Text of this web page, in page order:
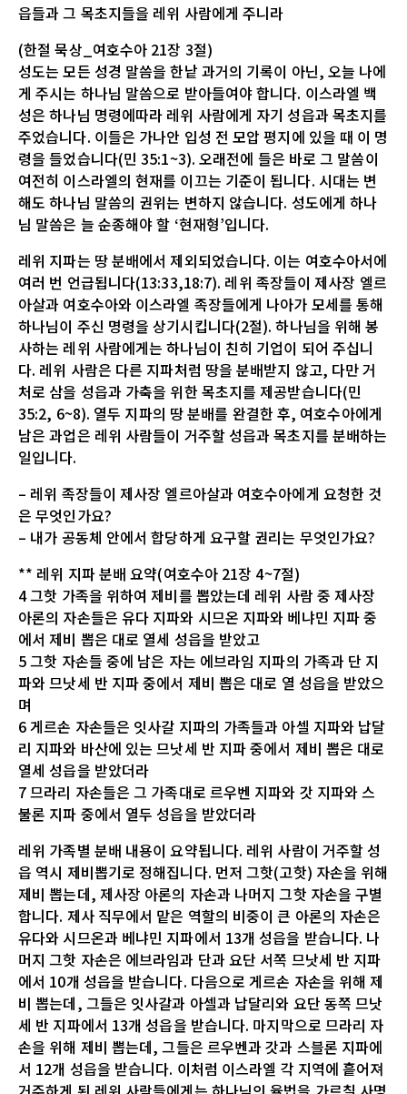
읍들과 그 목초지들을 레위 사람에게 주니라
(한절 묵상_여호수아 21장 3절)
성도는 모든 성경 말씀을 한낱 과거의 기록이 아닌, 오늘 나에
게 주시는 하나님 말씀으로 받아들여야 합니다. 이스라엘 백
성은 하나님 명령에따라 레위 사람에게 자기 성읍과 목초지를
주었습니다. 이들은 가나안 입성 전 모압 평지에 있을 때 이 명
령을 들었습니다(민 35:1~3). 오래전에 들은 바로 그 말씀이
여전히 이스라엘의 현재를 이끄는 기준이 됩니다. 시대는 변
해도 하나님 말씀의 권위는 변하지 않습니다. 성도에게 하나
님 말씀은 늘 순종해야 할 ‘현재형’입니다.
레위 지파는 땅 분배에서 제외되었습니다. 이는 여호수아서에
여러 번 언급됩니다(13:33,18:7). 레위 족장들이 제사장 엘르
아살과 여호수아와 이스라엘 족장들에게 나아가 모세를 통해
하나님이 주신 명령을 상기시킵니다(2절). 하나님을 위해 봉
사하는 레위 사람에게는 하나님이 친히 기업이 되어 주십니
다. 레위 사람은 다른 지파처럼 땅을 분배받지 않고, 다만 거
처로 삼을 성읍과 가축을 위한 목초지를 제공받습니다(민
35:2, 6~8). 열두 지파의 땅 분배를 완결한 후, 여호수아에게
남은 과업은 레위 사람들이 거주할 성읍과 목초지를 분배하는
일입니다.
– 레위 족장들이 제사장 엘르아살과 여호수아에게 요청한 것
은 무엇인가요?
– 내가 공동체 안에서 합당하게 요구할 권리는 무엇인가요?
** 레위 지파 분배 요약(여호수아 21장 4~7절)
4 그핫 가족을 위하여 제비를 뽑았는데 레위 사람 중 제사장
아론의 자손들은 유다 지파와 시므온 지파와 베냐민 지파 중
에서 제비 뽑은 대로 열세 성읍을 받았고
5 그핫 자손들 중에 남은 자는 에브라임 지파의 가족과 단 지
파와 므낫세 반 지파 중에서 제비 뽑은 대로 열 성읍을 받았으
며
6 게르손 자손들은 잇사갈 지파의 가족들과 아셀 지파와 납달
리 지파와 바산에 있는 므낫세 반 지파 중에서 제비 뽑은 대로
열세 성읍을 받았더라
7 므라리 자손들은 그 가족대로 르우벤 지파와 갓 지파와 스
불론 지파 중에서 열두 성읍을 받았더라
레위 가족별 분배 내용이 요약됩니다. 레위 사람이 거주할 성
읍 역시 제비뽑기로 정해집니다. 먼저 그핫(고핫) 자손을 위해
제비 뽑는데, 제사장 아론의 자손과 나머지 그핫 자손을 구별
합니다. 제사 직무에서 맡은 역할의 비중이 큰 아론의 자손은
유다와 시므온과 베냐민 지파에서 13개 성읍을 받습니다. 나
머지 그핫 자손은 에브라임과 단과 요단 서쪽 므낫세 반 지파
에서 10개 성읍을 받습니다. 다음으로 게르손 자손을 위해 제
비 뽑는데, 그들은 잇사갈과 아셀과 납달리와 요단 동쪽 므낫
세 반 지파에서 13개 성읍을 받습니다. 마지막으로 므라리 자
손을 위해 제비 뽑는데, 그들은 르우벤과 갓과 스블론 지파에
서 12개 성읍을 받습니다. 이처럼 이스라엘 각 지역에 흩어져